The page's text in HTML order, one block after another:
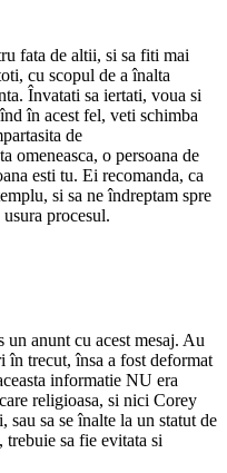
fata de altii, si sa fiti mai
cu scopul de a înalta
Învatati sa iertati, voua si
în acest fel, veti schimba
de
omeneasca, o persoana de
esti tu. Ei recomanda, ca
si sa ne îndreptam spre
procesul.
un anunt cu acest mesaj. Au
în trecut, însa a fost deformat
informatie NU era
religioasa, si nici Corey
sau sa se înalte la un statut de
trebuie sa fie evitata si